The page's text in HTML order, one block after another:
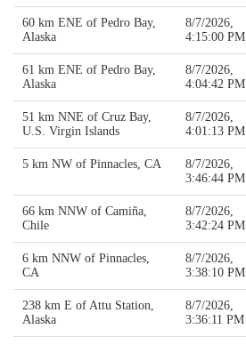
60 km ENE of Pedro Bay,
Alaska
8/7/2026,
4:15:00 PM
61 km ENE of Pedro Bay,
Alaska
8/7/2026,
4:04:42 PM
51 km NNE of Cruz Bay,
U.S. Virgin Islands
8/7/2026,
4:01:13 PM
5 km NW of Pinnacles, CA
8/7/2026,
3:46:44 PM
66 km NNW of Camiña,
Chile
8/7/2026,
3:42:24 PM
6 km NNW of Pinnacles,
CA
8/7/2026,
3:38:10 PM
238 km E of Attu Station,
Alaska
8/7/2026,
3:36:11 PM